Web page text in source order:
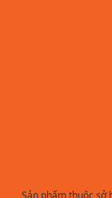
Sản phẩm thuộc sở